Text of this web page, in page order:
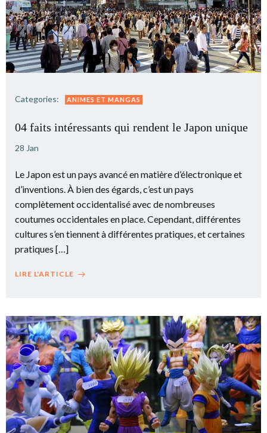
Categories: ANIMES ET MANGAS
04 faits intéressants qui rendent le Japon unique
28 Jan
Le Japon est un pays avancé en matière d’électronique et
d’inventions. À bien des égards, c’est un pays
complètement occidentalisé avec de nombreuses
coutumes occidentales en place. Cependant, différentes
cultures s’en tiennent à différentes pratiques, et certaines
pratiques […]
LIRE L'ARTICLE